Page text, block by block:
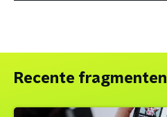
Recente fragmenten